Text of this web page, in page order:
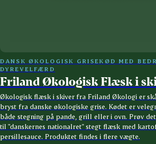
DANSK ØKOLOGISK GRISEKØD MED
DYREVELFÆRD
Friland Økologisk Flæsk i
Økologisk flæsk i skiver fra Friland Økologi er
bryst fra danske økologiske grise. Kødet er
både stegning på pande, grill eller i ovn. Prøv
til "danskernes nationalret" stegt flæsk med
persillesauce. Produktet findes i flere vægte.